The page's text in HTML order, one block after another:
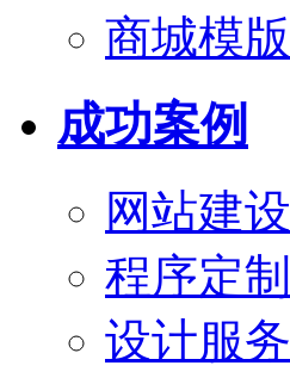
商城模版
成功案例
网站建设
程序定制
设计服务